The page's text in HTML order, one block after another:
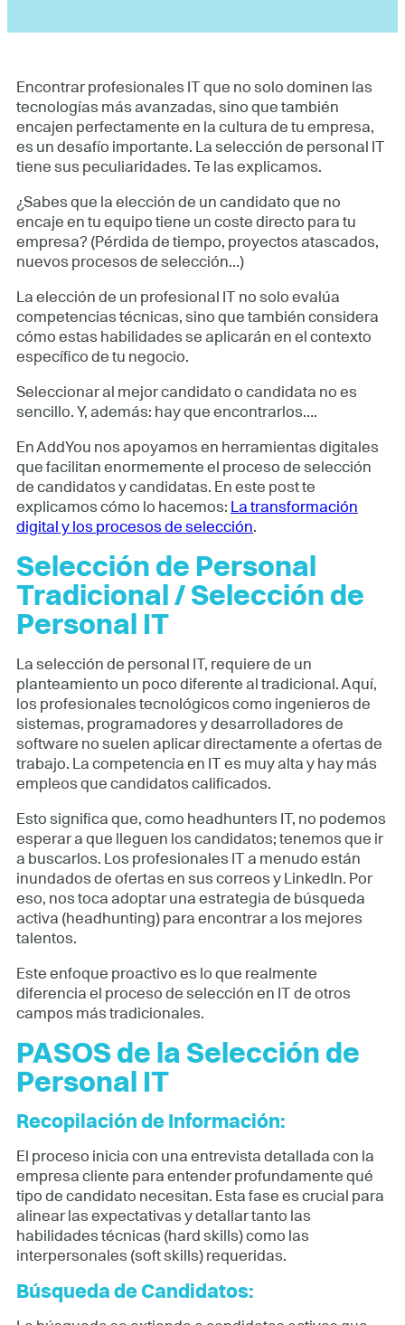
Encontrar profesionales IT que no solo dominen las
tecnologías más avanzadas, sino que también
encajen perfectamente en la cultura de tu empresa,
es un desafío importante. La selección de personal IT
tiene sus peculiaridades. Te las explicamos.
¿Sabes que la elección de un candidato que no
encaje en tu equipo tiene un coste directo para tu
empresa? (Pérdida de tiempo, proyectos atascados,
nuevos procesos de selección…)
La elección de un profesional IT no solo evalúa
competencias técnicas, sino que también considera
cómo estas habilidades se aplicarán en el contexto
específico de tu negocio.
Seleccionar al mejor candidato o candidata no es
sencillo. Y, además: hay que encontrarlos….
En AddYou nos apoyamos en herramientas digitales
que facilitan enormemente el proceso de selección
de candidatos y candidatas. En este post te
explicamos cómo lo hacemos:
La transformación
digital y los procesos de selección.
Selección de Personal
Tradicional / Selección de
Personal IT
La selección de personal IT, requiere de un
planteamiento un poco diferente al tradicional. Aquí,
los profesionales tecnológicos como ingenieros de
sistemas, programadores y desarrolladores de
software no suelen aplicar directamente a ofertas de
trabajo. La competencia en IT es muy alta y hay más
empleos que candidatos calificados.
Esto significa que, como headhunters IT, no podemos
esperar a que lleguen los candidatos; tenemos que ir
a buscarlos. Los profesionales IT a menudo están
inundados de ofertas en sus correos y LinkedIn. Por
eso, nos toca adoptar una estrategia de búsqueda
activa (headhunting) para encontrar a los mejores
talentos.
Este enfoque proactivo es lo que realmente
diferencia el proceso de selección en IT de otros
campos más tradicionales.
PASOS de la Selección de
Personal IT
Recopilación de Información:
El proceso inicia con una entrevista detallada con la
empresa cliente para entender profundamente qué
tipo de candidato necesitan. Esta fase es crucial para
alinear las expectativas y detallar tanto las
habilidades técnicas (hard skills) como las
interpersonales (soft skills) requeridas.
Búsqueda de Candidatos: